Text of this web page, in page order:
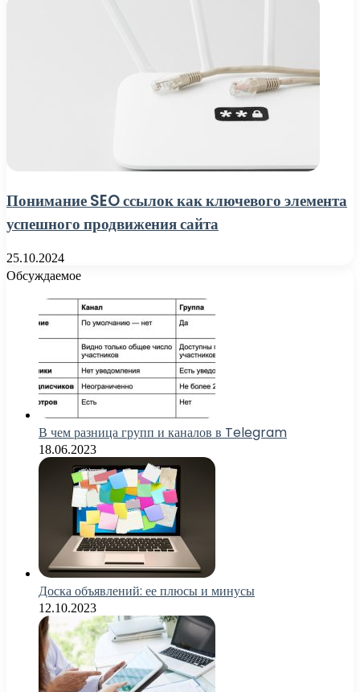
Понимание SEO ссылок как ключевого элемента
успешного продвижения сайта
25.10.2024
Обсуждаемое
В чем разница групп и каналов в Telegram
18.06.2023
Доска объявлений: ее плюсы и минусы
12.10.2023